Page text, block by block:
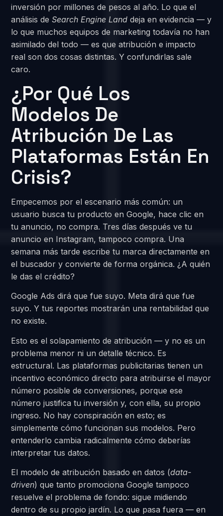
inversión por millones de pesos al año. Lo que el
análisis deSearch Engine Land deja en evidencia — y
lo que muchos equipos de marketing todavía no han
asimilado del todo — es que atribución e impacto
real son dos cosas distintas. Y confundirlas sale
caro.
¿Por Qué Los
Modelos De
Atribución De Las
Plataformas Están En
Crisis?
Empecemos por el escenario más común: un
usuario busca tu producto en Google, hace clic en
tu anuncio, no compra. Tres días después ve tu
anuncio en Instagram, tampoco compra. Una
semana más tarde escribe tu marca directamente en
el buscador y convierte de forma orgánica. ¿A quién
le das el crédito?
Google Ads dirá que fue suyo. Meta dirá que fue
suyo. Y tus reportes mostrarán una rentabilidad que
no existe.
Esto es el solapamiento de atribución — y no es un
problema menor ni un detalle técnico. Es
estructural. Las plataformas publicitarias tienen un
incentivo económico directo para atribuirse el mayor
número posible de conversiones, porque ese
número justifica tu inversión y, con ella, su propio
ingreso. No hay conspiración en esto; es
simplemente cómo funcionan sus modelos. Pero
entenderlo cambia radicalmente cómo deberías
interpretar tus datos.
El modelo de atribución basado en datos (data-
driven) que tanto promociona Google tampoco
resuelve el problema de fondo: sigue midiendo
dentro de su propio jardín. Lo que pasa fuera — en